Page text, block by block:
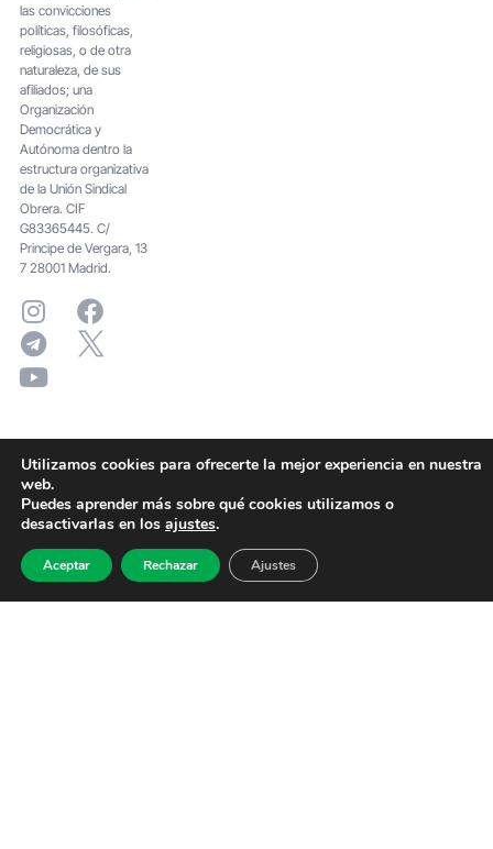
las convicciones
políticas, filosóficas,
religiosas, o de otra
naturaleza, de sus
afiliados; una
Organización
Democrática y
Autónoma dentro la
estructura organizativa
de la Unión Sindical
Obrera. CIF
G83365445. C/
Principe de Vergara, 13
7 28001 Madrid.
Utilizamos cookies para ofrecerte la mejor experiencia en nuestra
web.
Puedes aprender más sobre qué cookies utilizamos o
desactivarlas en los ajustes.
Aceptar Rechazar Ajustes